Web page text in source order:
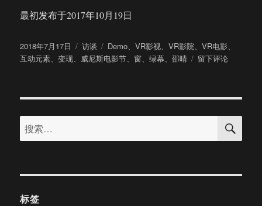
最初发布于2017年10月19日
发
布
2018年7月17日
分
类
访谈
标
签
Demo、VR影视、VR影院、VR电影、
互动元素、变现、 威尼斯电影节、 窗、绿幕、邵晴
于
VR
影
导
留下评论
搜
索：
搜
标签